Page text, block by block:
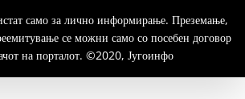
само за лично информирање. Преземање,
се можни само со посебен договор
на порталот. ©2020, Југоинфо